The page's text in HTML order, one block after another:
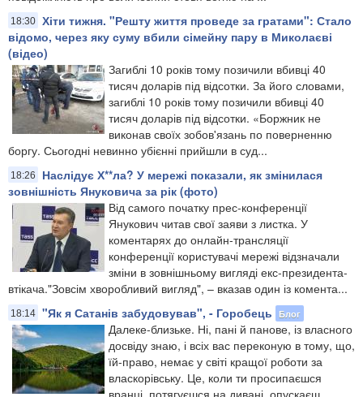
18:30 Хіти тижня. "Решту життя проведе за гратами": Стало
відомо, через яку суму вбили сімейну пару в Миколаєві
(відео)
Загиблі 10 років тому позичили вбивці 40
тисяч доларів під відсотки. За його словами,
загиблі 10 років тому позичили вбивці 40
тисяч доларів під відсотки. «Боржник не
виконав своїх зобов'язань по поверненню
боргу. Сьогодні невинно убієнні прийшли в суд...
18:26
Наслідує Х**ла? У мережі показали, як змінилася
зовнішність Януковича за рік (фото)
Від самого початку прес-конференції
Янукович читав свої заяви з листка. У
коментарях до онлайн-трансляції
конференції користувачі мережі відзначали
зміни в зовнішньому вигляді екс-президента-
втікача."Зовсім хворобливий вигляд", – вказав один із комента...
18:14 "Як я Сатанів забудовував", - Горобець Блог
Далеке-близьке. Ні, пані й панове, із власного
досвіду знаю, і всіх вас переконую в тому, що,
їй-право, немає у світі кращої роботи за
власкорівську. Це, коли ти просипаєшся
вранці, потягуєшся на дивані, опускаєш